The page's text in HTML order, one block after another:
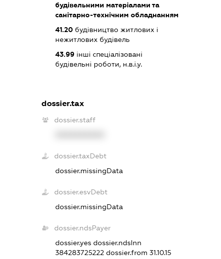
будівельними матеріалами та
санітарно-технічним обладнанням
41.20будівництво житлових і
нежитлових будівель
43.99інші спеціалізовані
будівельні роботи, н.в.і.у.
dossier.tax
dossier.staff
dossier.taxDebt
dossier.missingData
dossier.esvDebt
dossier.missingData
dossier.ndsPayer
dossier.yes dossier.ndsInn
384283725222 dossier.from 31.10.15